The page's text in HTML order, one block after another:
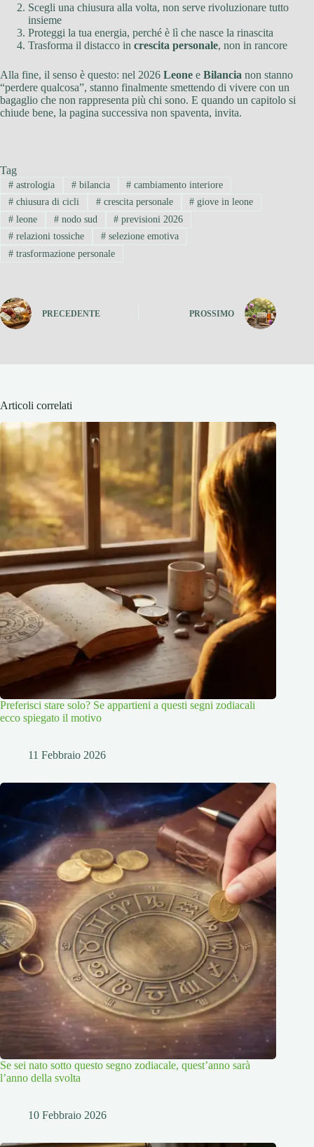
Scegli una chiusura alla volta, non serve rivoluzionare tutto
insieme
Proteggi la tua energia, perché è lì che nasce la rinascita
Trasforma il distacco in crescita personale, non in rancore
Alla fine, il senso è questo: nel 2026 Leone e Bilancia non stanno
“perdere qualcosa”, stanno finalmente smettendo di vivere con un
bagaglio che non rappresenta più chi sono. E quando un capitolo si
chiude bene, la pagina successiva non spaventa, invita.
Tag
#astrologia #bilancia # cambiamento interiore
#chiusura di cicli #crescita personale # giove in leone
#leone #nodo sud # previsioni 2026
#relazioni tossiche #selezione emotiva
#trasformazione personale
PRECEDENTE PROSSIMO
Articoli correlati
Preferisci stare solo? Se appartieni a questi segni zodiacali
ecco spiegato il motivo
11 Febbraio 2026
Se sei nato sotto questo segno zodiacale, quest’anno sarà
l’anno della svolta
10 Febbraio 2026